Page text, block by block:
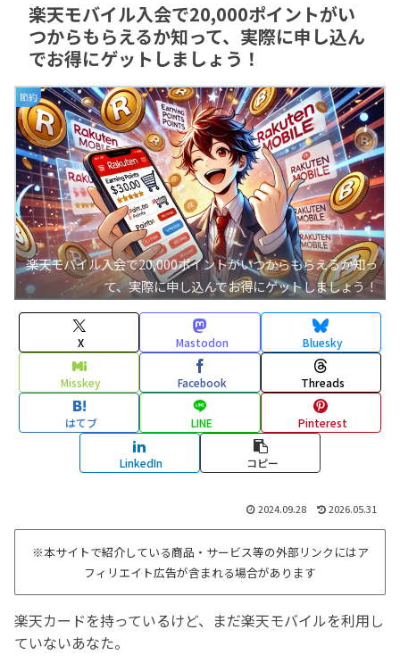
楽天モバイル入会で20,000ポイントがい
つからもらえるか知って、実際に申し込ん
でお得にゲットしましょう！
節約
楽天モバイル入会で20,000ポイントがいつからもらえるか知っ
て、実際に申し込んでお得にゲットしましょう！
X Mastodon Bluesky
Misskey Facebook Threads
はてブ LINE Pinterest
LinkedIn コピー
2024.09.28 2026.05.31
※本サイトで紹介している商品・サービス等の外部リンクにはア
フィリエイト広告が含まれる場合があります
楽天カードを持っているけど、まだ楽天モバイルを利用し
ていないあなた。